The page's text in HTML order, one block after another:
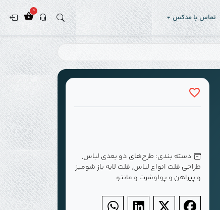
تماس با مدکس
0
دسته بندی: طرح‌های دو بعدی لباس,
طراحی فلت انواع لباس, فلت لایه باز شومیز
و پیراهن و پولوشرت و مانتو